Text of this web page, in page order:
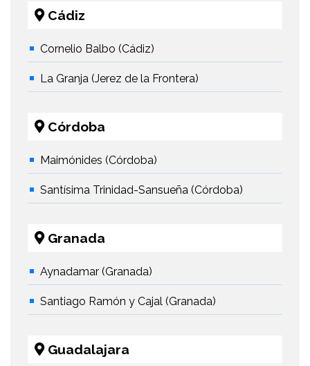
Cádiz
Cornelio Balbo (Cádiz)
La Granja (Jerez de la Frontera)
Córdoba
Maimónides (Córdoba)
Santísima Trinidad-Sansueña (Córdoba)
Granada
Aynadamar (Granada)
Santiago Ramón y Cajal (Granada)
Guadalajara